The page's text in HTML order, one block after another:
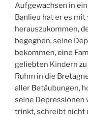
Aufgewachsen in
Banlieu hat er es
herauszukommen,
begegnen, seine
bekommen, eine
geliebten Kindern
Ruhm in die
aller Betäubungen,
seine Depressionen
trinkt, schreibt nicht